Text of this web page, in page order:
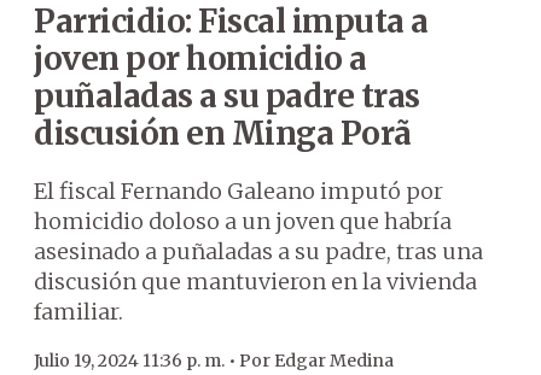
Parricidio: Fiscal imputa a
joven por homicidio a
puñaladas a su padre tras
discusión en Minga Porã
El fiscal Fernando Galeano imputó por
homicidio doloso a un joven que habría
asesinado a puñaladas a su padre, tras una
discusión que mantuvieron en la vivienda
familiar.
Julio 19, 2024 11:36 p. m. • Por Edgar Medina